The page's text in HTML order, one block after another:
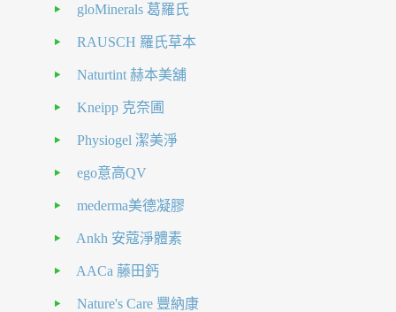
gloMinerals 葛羅氏
RAUSCH 羅氏草本
Naturtint 赫本美舖
Kneipp 克奈圃
Physiogel 潔美淨
ego意高QV
mederma美德凝膠
Ankh 安蔻淨體素
AACa 藤田鈣
Nature's Care 豐納康